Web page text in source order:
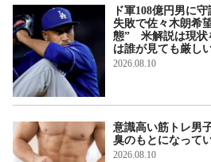
ド軍108億円男に
失敗で佐々木朗希
態” 米解説は現状
は誰が見ても厳しい
2026.08.10
意識高い筋トレ男
臭のもとになって
2026.08.10